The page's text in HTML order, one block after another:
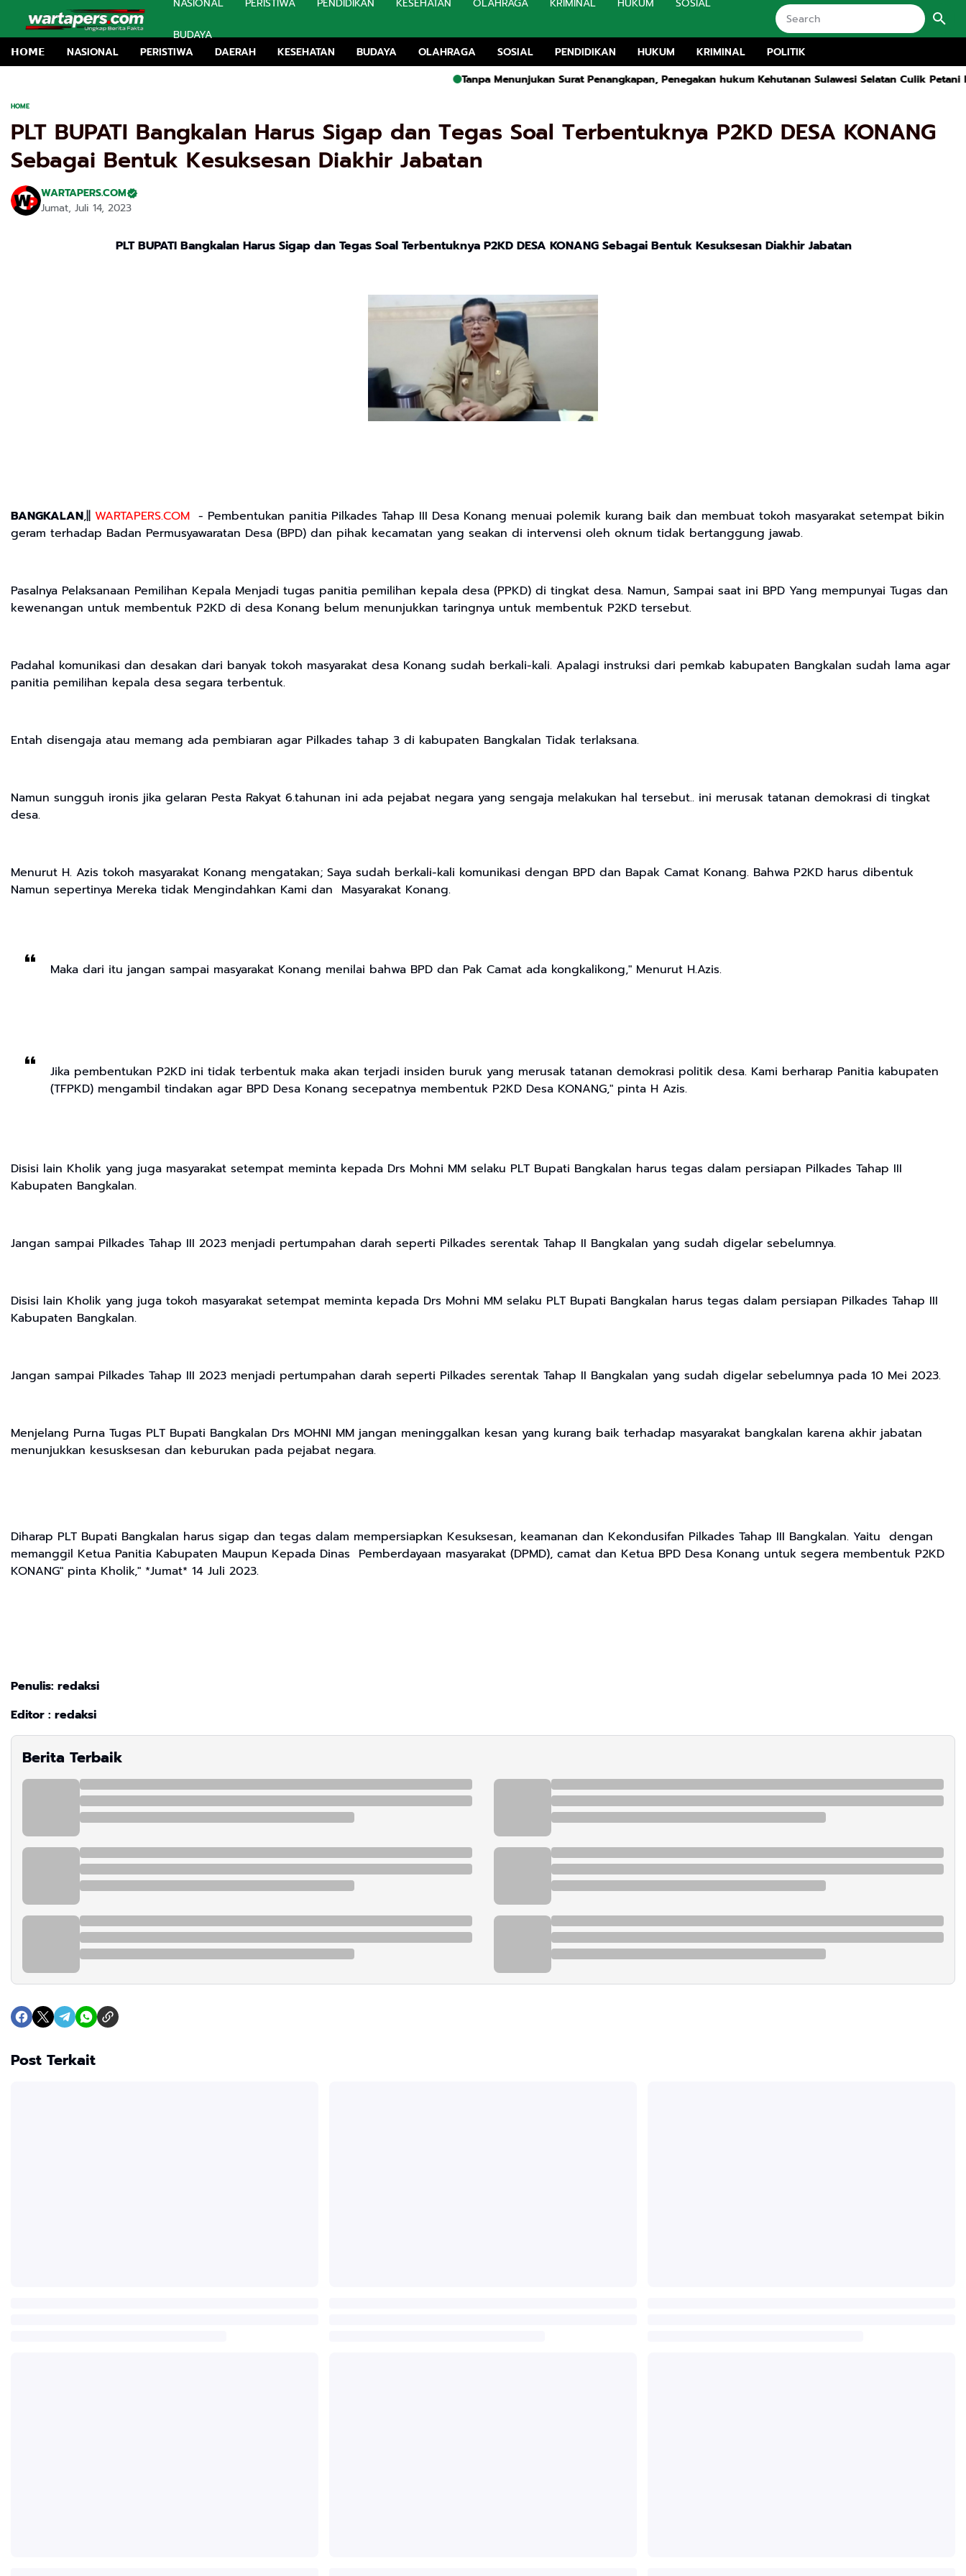
BUDAYA
𝗛𝗢𝗠𝗘
NASIONAL PERISTIWA DAERAH KESEHATAN BUDAYA OLAHRAGA SOSIAL PENDIDIKAN HUKUM KRIMINAL
POLITIK
Tanpa Menunjukan Surat Penangkapan, Penegakan hukum Kehutanan Sulawesi Selatan Culik Petani Ladah Di
HOME
PLT BUPATI Bangkalan Harus Sigap dan Tegas Soal Terbentuknya P2KD DESA KONANG
Sebagai Bentuk Kesuksesan Diakhir Jabatan
WARTAPERS.COM
Jumat, Juli 14, 2023
PLT BUPATI Bangkalan Harus Sigap dan Tegas Soal Terbentuknya P2KD DESA KONANG Sebagai Bentuk Kesuksesan Diakhir Jabatan
BANGKALAN,|| WARTAPERS.COM - Pembentukan panitia Pilkades Tahap III Desa Konang menuai polemik kurang baik dan membuat tokoh masyarakat setempat bikin
geram terhadap Badan Permusyawaratan Desa (BPD) dan pihak kecamatan yang seakan di intervensi oleh oknum tidak bertanggung jawab.
Pasalnya Pelaksanaan Pemilihan Kepala Menjadi tugas panitia pemilihan kepala desa (PPKD) di tingkat desa. Namun, Sampai saat ini BPD Yang mempunyai Tugas dan
kewenangan untuk membentuk P2KD di desa Konang belum menunjukkan taringnya untuk membentuk P2KD tersebut.
Padahal komunikasi dan desakan dari banyak tokoh masyarakat desa Konang sudah berkali-kali. Apalagi instruksi dari pemkab kabupaten Bangkalan sudah lama agar
panitia pemilihan kepala desa segara terbentuk.
Entah disengaja atau memang ada pembiaran agar Pilkades tahap 3 di kabupaten Bangkalan Tidak terlaksana.
Namun sungguh ironis jika gelaran Pesta Rakyat 6.tahunan ini ada pejabat negara yang sengaja melakukan hal tersebut.. ini merusak tatanan demokrasi di tingkat
desa.
Menurut H. Azis tokoh masyarakat Konang mengatakan; Saya sudah berkali-kali komunikasi dengan BPD dan Bapak Camat Konang. Bahwa P2KD harus dibentuk
Namun sepertinya Mereka tidak Mengindahkan Kami dan Masyarakat Konang.
Maka dari itu jangan sampai masyarakat Konang menilai bahwa BPD dan Pak Camat ada kongkalikong," Menurut H.Azis.
Jika pembentukan P2KD ini tidak terbentuk maka akan terjadi insiden buruk yang merusak tatanan demokrasi politik desa. Kami berharap Panitia kabupaten
(TFPKD) mengambil tindakan agar BPD Desa Konang secepatnya membentuk P2KD Desa KONANG," pinta H Azis.
Disisi lain Kholik yang juga masyarakat setempat meminta kepada Drs Mohni MM selaku PLT Bupati Bangkalan harus tegas dalam persiapan Pilkades Tahap III
Kabupaten Bangkalan.
Jangan sampai Pilkades Tahap III 2023 menjadi pertumpahan darah seperti Pilkades serentak Tahap II Bangkalan yang sudah digelar sebelumnya.
Disisi lain Kholik yang juga tokoh masyarakat setempat meminta kepada Drs Mohni MM selaku PLT Bupati Bangkalan harus tegas dalam persiapan Pilkades Tahap III
Kabupaten Bangkalan.
Jangan sampai Pilkades Tahap III 2023 menjadi pertumpahan darah seperti Pilkades serentak Tahap II Bangkalan yang sudah digelar sebelumnya pada 10 Mei 2023.
Menjelang Purna Tugas PLT Bupati Bangkalan Drs MOHNI MM jangan meninggalkan kesan yang kurang baik terhadap masyarakat bangkalan karena akhir jabatan
menunjukkan kesusksesan dan keburukan pada pejabat negara.
Diharap PLT Bupati Bangkalan harus sigap dan tegas dalam mempersiapkan Kesuksesan, keamanan dan Kekondusifan Pilkades Tahap III Bangkalan. Yaitu dengan
memanggil Ketua Panitia Kabupaten Maupun Kepada Dinas Pemberdayaan masyarakat (DPMD), camat dan Ketua BPD Desa Konang untuk segera membentuk P2KD
KONANG" pinta Kholik," *Jumat* 14 Juli 2023.
Penulis: redaksi
Editor : redaksi
Berita Terbaik
Post Terkait